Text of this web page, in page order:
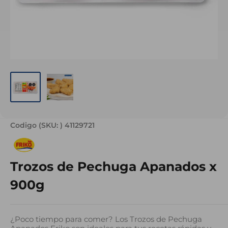
Codigo (SKU: ) 41129721
Trozos de Pechuga Apanados x
900g
¿Poco tiempo para comer? Los Trozos de Pechuga